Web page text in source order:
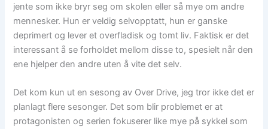
jente som ikke bryr seg om skolen eller så mye om andre
mennesker. Hun er veldig selvopptatt, hun er ganske
deprimert og lever et overfladisk og tomt liv. Faktisk er det
interessant å se forholdet mellom disse to, spesielt når den
ene hjelper den andre uten å vite det selv.
Det kom kun ut en sesong av Over Drive, jeg tror ikke det er
planlagt flere sesonger. Det som blir problemet er at
protagonisten og serien fokuserer like mye på sykkel som